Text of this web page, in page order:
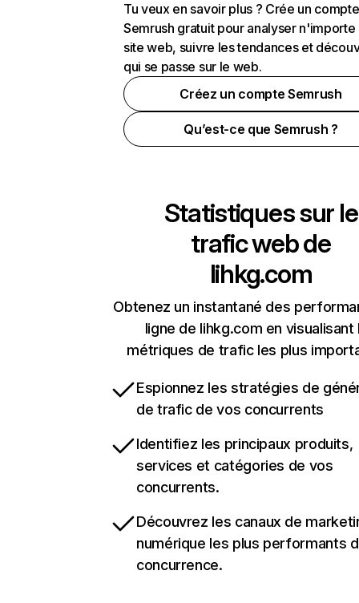
Tu veux en savoir plus ? Crée un compte
Semrush gratuit pour analyser n'importe
site web, suivre les tendances et
qui se passe sur le web.
Créez un compte Semrush
Qu’est-ce que Semrush ?
Statistiques sur le
trafic web de
lihkg.com
Obtenez un instantané des
ligne de lihkg.com en visualisant
métriques de trafic les plus
Espionnez les stratégies de
de trafic de vos concurrents
Identifiez les principaux produits,
services et catégories de vos
concurrents.
Découvrez les canaux de
numérique les plus performants
concurrence.